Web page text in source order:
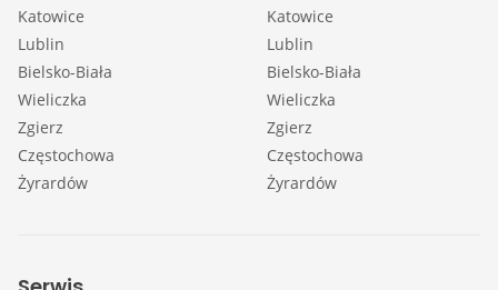
Katowice
Lublin
Bielsko-Biała
Wieliczka
Zgierz
Częstochowa
Żyrardów
Katowice
Lublin
Bielsko-Biała
Wieliczka
Zgierz
Częstochowa
Żyrardów